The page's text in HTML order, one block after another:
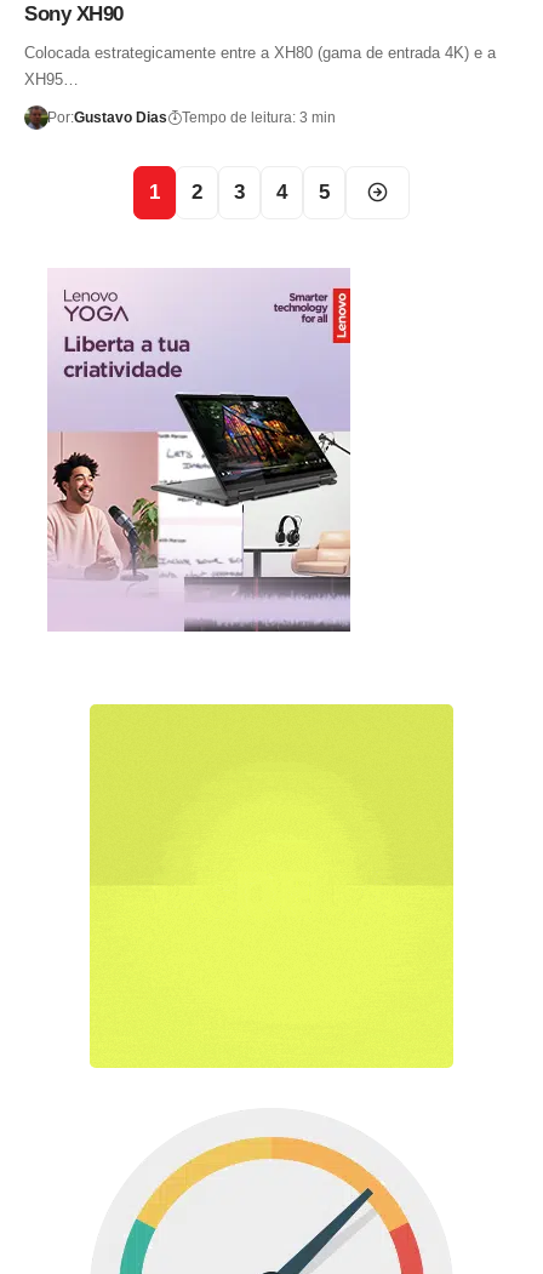
Sony XH90
Colocada estrategicamente entre a XH80 (gama de entrada 4K) e a
XH95…
Por:Gustavo Dias Tempo de leitura: 3 min
1 2 3 4 5